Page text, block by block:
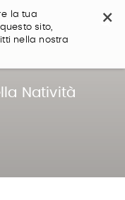
×
la tua
sito,
nella nostra
Natività